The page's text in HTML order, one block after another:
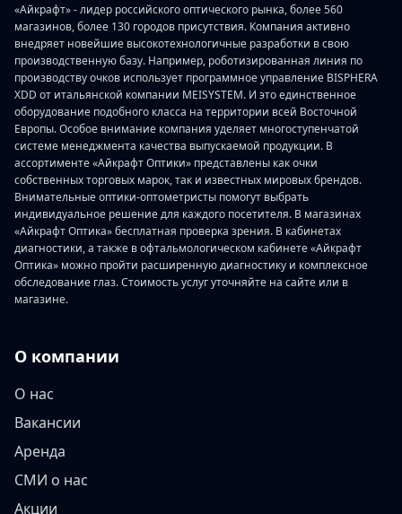
«Айкрафт» - лидер российского оптического рынка, более 560
магазинов, более 130 городов присутствия. Компания активно
внедряет новейшие высокотехнологичные разработки в свою
производственную базу. Например, роботизированная линия по
производству очков использует программное управление BISPHERA
XDD от итальянской компании MEISYSTEM. И это единственное
оборудование подобного класса на территории всей Восточной
Европы. Особое внимание компания уделяет многоступенчатой
системе менеджмента качества выпускаемой продукции. В
ассортименте «Айкрафт Оптики» представлены как очки
собственных торговых марок, так и известных мировых брендов.
Внимательные оптики-оптометристы помогут выбрать
индивидуальное решение для каждого посетителя. В магазинах
«Айкрафт Оптика» бесплатная проверка зрения. В кабинетах
диагностики, а также в офтальмологическом кабинете «Айкрафт
Оптика» можно пройти расширенную диагностику и комплексное
обследование глаз. Стоимость услуг уточняйте на сайте или в
магазине.
О компании
О нас
Вакансии
Аренда
СМИ о нас
Акции